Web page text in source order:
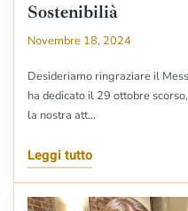
Sostenibilià
Novembre 18, 2024
Desideriamo ringraziare il
ha dedicato il 29 ottobre
la nostra att…
Leggi tutto